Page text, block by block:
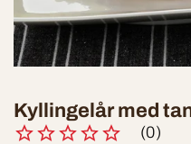
Kyllingelår med
(0)